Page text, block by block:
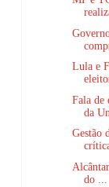
Lula e
Fala de
da
Gestão
do ...